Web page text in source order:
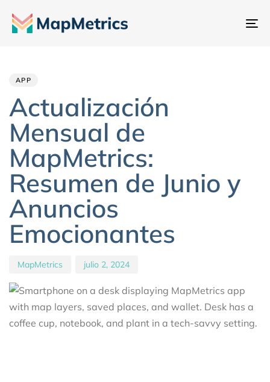
APP
Actualización
Mensual de
MapMetrics:
Resumen de Junio y
Anuncios
Emocionantes
MapMetrics julio 2, 2024